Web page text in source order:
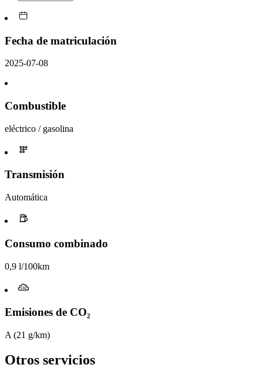
Fecha de matriculación
2025-07-08
Combustible
eléctrico / gasolina
Transmisión
Automática
Consumo combinado
0,9 l/100km
Emisiones de CO₂
A (21 g/km)
Otros servicios